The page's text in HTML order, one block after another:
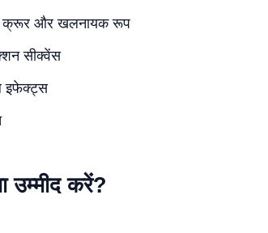
क्रूर और खलनायक रूप
सीक्वेंस
इफेक्ट्स
उम्मीद करें?